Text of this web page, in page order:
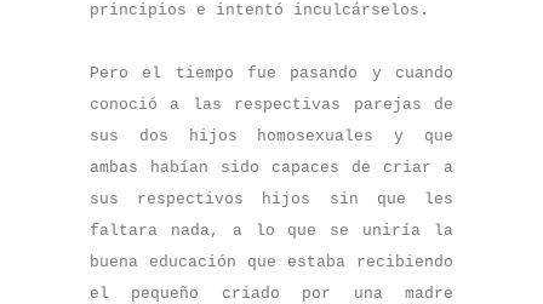
principios e intentó inculcárselos.
Pero el tiempo fue pasando y cuando
conoció a las respectivas parejas de
sus dos hijos homosexuales y que
ambas habían sido capaces de criar a
sus respectivos hijos sin que les
faltara nada, a lo que se uniría la
buena educación que estaba recibiendo
el pequeño criado por una madre